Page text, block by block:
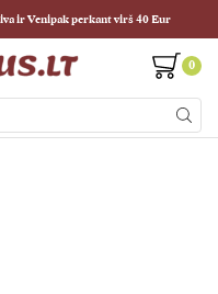
ir Venipak perkant virš 40 Eur
0